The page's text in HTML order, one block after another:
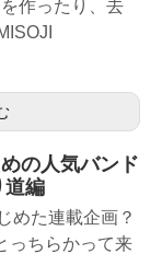
作ったり、去
の人気バンド
編
めた連載企画？
っちらかって来